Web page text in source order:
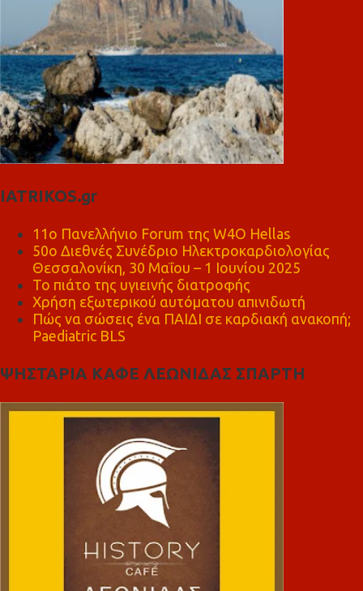
IATRIKOS.gr
11ο Πανελλήνιο Forum της W4O Hellas
50ο Διεθνές Συνέδριο Ηλεκτροκαρδιολογίας
Θεσσαλονίκη, 30 Μαΐου – 1 Ιουνίου 2025
Το πιάτο της υγιεινής διατροφής
Χρήση εξωτερικού αυτόματου απινιδωτή
Πώς να σώσεις ένα ΠΑΙΔΙ σε καρδιακή ανακοπή;
Paediatric BLS
ΨΗΣΤΑΡΙΑ ΚΑΦΕ ΛΕΩΝΙΔΑΣ ΣΠΑΡΤΗ